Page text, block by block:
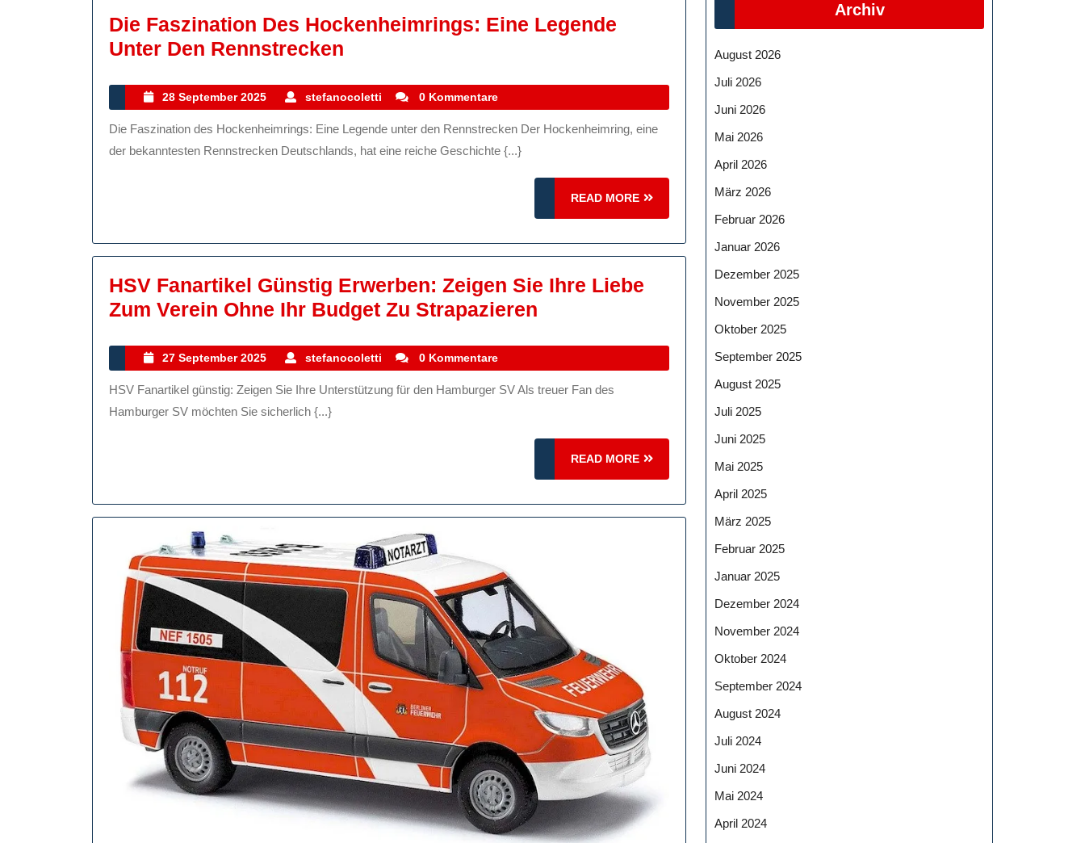
Die Faszination Des Hockenheimrings: Eine Legende
Unter Den Rennstrecken
Des
Hockenheimrings:
Eine
Rennstrecken
28 September 2025
28
September
2025
stefanocoletti stefanocoletti
0 Kommentare
Die Faszination des Hockenheimrings: Eine Legende unter den Rennstrecken Der Hockenheimring, eine
der bekanntesten Rennstrecken Deutschlands, hat eine reiche Geschichte {...}
READ MORE
READ
MORE
HSV Fanartikel Günstig Erwerben: Zeigen Sie Ihre Liebe
Zum Verein Ohne Ihr Budget Zu Strapazieren
Erwerben:
Ihre
Liebe
Zum
Budget
Zu
Strapazieren
27 September 2025
27
September
2025
stefanocoletti stefanocoletti
0 Kommentare
HSV Fanartikel günstig: Zeigen Sie Ihre Unterstützung für den Hamburger SV Als treuer Fan des
Hamburger SV möchten Sie sicherlich {...}
READ MORE
READ
MORE
Archiv
August 2026
Juli 2026
Juni 2026
Mai 2026
April 2026
März 2026
Februar 2026
Januar 2026
Dezember 2025
November 2025
Oktober 2025
September 2025
August 2025
Juli 2025
Juni 2025
Mai 2025
April 2025
März 2025
Februar 2025
Januar 2025
Dezember 2024
November 2024
Oktober 2024
September 2024
August 2024
Juli 2024
Juni 2024
Mai 2024
April 2024